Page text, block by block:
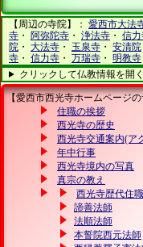
【周辺の寺院】： 愛西市大法
寺 ・ 阿弥陀寺 ・ 浄法寺 ・ 信
院 ・ 大法寺 ・ 玉泉寺 ・ 安清院
寺 ・ 信力寺 ・ 万瑞寺 ・ 明教寺
クリックして仏教情報を開く
【愛西市西光寺ホームページの
住職の挨拶
西光寺の歴史
西光寺交通案内(ア
年中行事
西光寺境内の写真
真宗の教え
西光寺歴代住職
諦善法師
法順法師
本誓院西元法師